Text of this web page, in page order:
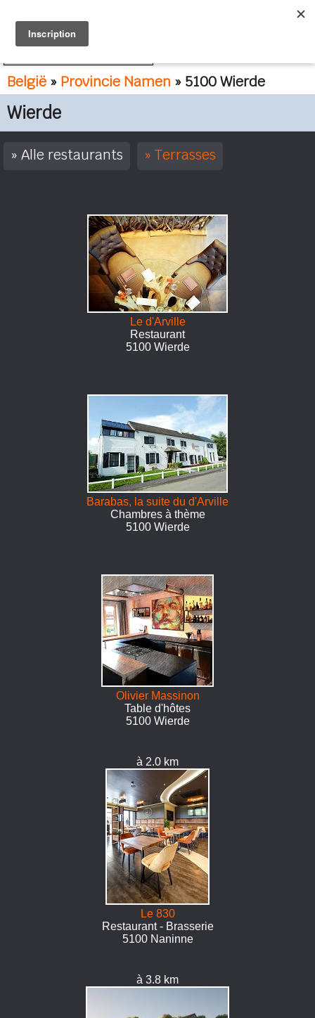
België » Provincie Namen » 5100 Wierde
Wierde
Alle restaurants Terrasses
Le d'Arville
Restaurant
5100 Wierde
Barabas, la suite du d'Arville
Chambres à thème
5100 Wierde
Olivier Massinon
Table d'hôtes
5100 Wierde
à 2.0 km
Le 830
Restaurant - Brasserie
5100 Naninne
à 3.8 km